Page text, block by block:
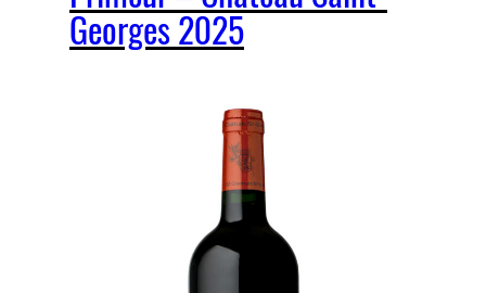
Georges 2025